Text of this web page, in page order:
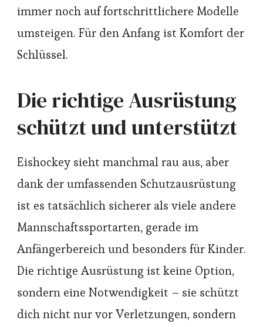
immer noch auf fortschrittlichere Modelle
umsteigen. Für den Anfang ist Komfort der
Schlüssel.
Die richtige Ausrüstung
schützt und unterstützt
Eishockey sieht manchmal rau aus, aber
dank der umfassenden Schutzausrüstung
ist es tatsächlich sicherer als viele andere
Mannschaftssportarten, gerade im
Anfängerbereich und besonders für Kinder.
Die richtige Ausrüstung ist keine Option,
sondern eine Notwendigkeit – sie schützt
dich nicht nur vor Verletzungen, sondern